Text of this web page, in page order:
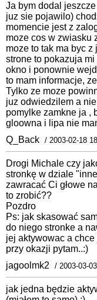
Ja bym dodal
juz sie pojawilo)
momencie jest z
moze cos w zwiasku
moze to tak ma byc
strone to pokazuja
okno i ponownie
to mam informacje,
Tylko ze moze
juz odwiedzilem a
pomylke zamkne ja ,
gloowna i lipa nie
Q_Back / 2003-02-18
Drogi Michale czy
stronkę w dziale
zawracać Ci głowe
to zrobić??
Pozdro
Ps: jak skasować
do niego stronke a
jej aktywowac a
przy okazji pytam..:)
jagoolmk2
/ 2003-03-
jak jedna będzie